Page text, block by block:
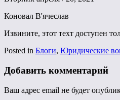
Коновал В'ячеслав
Извините, этот техт доступен
Posted in Блоги, Юридические
Добавить комментарий
Ваш адрес email не будет